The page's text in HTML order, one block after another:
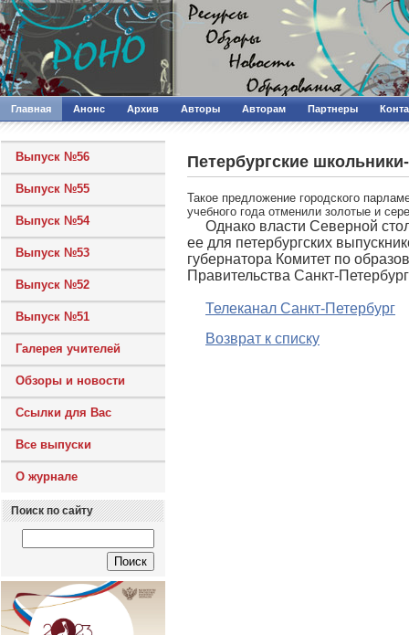
Главная Анонс Архив Авторы Авторам Партнеры
Выпуск №56
Выпуск №55
Выпуск №54
Выпуск №53
Выпуск №52
Выпуск №51
Галерея учителей
Обзоры и новости
Ссылки для Вас
Все выпуски
О журнале
Поиск по сайту
Петербургские
Такое предложение городского
учебного года отменили золотые и
Однако власти Северной
ее для петербургских
губернатора Комитет по
Правительства Санкт-
Телеканал Санкт-Петербург
Возврат к списку